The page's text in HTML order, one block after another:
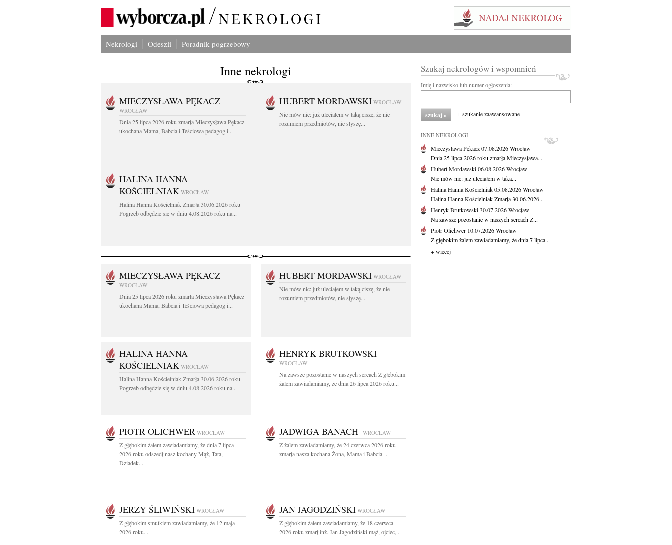
Nekrologi Odeszli Poradnik pogrzebowy
Inne nekrologi
MIECZYSŁAWA PĘKACZ
WROCŁAW
Dnia 25 lipca 2026 roku zmarła Mieczysława Pękacz
ukochana Mama, Babcia i Teściowa pedagog i...
HUBERT MORDAWSKI WROCŁAW
Nie mów nic: już uleciałem w taką ciszę, że nie
rozumiem przedmiotów, nie słyszę...
HALINA HANNA
KOŚCIELNIAK WROCŁAW
Halina Hanna Kościelniak Zmarła 30.06.2026 roku
Pogrzeb odbędzie się w dniu 4.08.2026 roku na...
MIECZYSŁAWA PĘKACZ
WROCŁAW
Dnia 25 lipca 2026 roku zmarła Mieczysława Pękacz
ukochana Mama, Babcia i Teściowa pedagog i...
HUBERT MORDAWSKI WROCŁAW
Nie mów nic: już uleciałem w taką ciszę, że nie
rozumiem przedmiotów, nie słyszę...
HALINA HANNA
KOŚCIELNIAK WROCŁAW
Halina Hanna Kościelniak Zmarła 30.06.2026 roku
Pogrzeb odbędzie się w dniu 4.08.2026 roku na...
HENRYK BRUTKOWSKI
WROCŁAW
Na zawsze pozostanie w naszych sercach Z głębokim
żalem zawiadamiamy, że dnia 26 lipca 2026 roku...
PIOTR OLICHWER WROCŁAW
Z głębokim żalem zawiadamiamy, że dnia 7 lipca
2026 roku odszedł nasz kochany Mąż, Tata,
Dziadek...
JADWIGA BANACH WROCŁAW
Z żalem zawiadamiamy, że 24 czerwca 2026 roku
zmarła nasza kochana Żona, Mama i Babcia ...
JERZY ŚLIWIŃSKI WROCŁAW
Z głębokim smutkiem zawiadamiamy, że 12 maja
2026 roku...
JAN JAGODZIŃSKI WROCŁAW
Z głębokim żalem zawiadamiamy, że 18 czerwca
2026 roku zmarł inż. Jan Jagodziński mąż, ojciec,...
Szukaj nekrologów i wspomnień
Imię i nazwisko lub numer ogłoszenia:
+ szukanie zaawansowane
INNE NEKROLOGI
Mieczysława Pękacz07.08.2026Wrocław
Dnia 25 lipca 2026 roku zmarła Mieczysława...
Hubert Mordawski06.08.2026Wrocław
Nie mów nic: już uleciałem w taką...
Halina Hanna Kościelniak05.08.2026Wrocław
Halina Hanna Kościelniak Zmarła 30.06.2026...
Henryk Brutkowski30.07.2026Wrocław
Na zawsze pozostanie w naszych sercach Z...
Piotr Olichwer 10.07.2026Wrocław
Z głębokim żalem zawiadamiamy, że dnia 7 lipca...
+ więcej